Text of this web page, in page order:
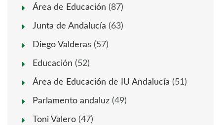
Área de Educación (87)
Junta de Andalucía (63)
Diego Valderas (57)
Educación (52)
Área de Educación de IU Andalucía (51)
Parlamento andaluz (49)
Toni Valero (47)